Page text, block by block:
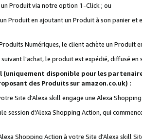
Produit via notre option 1-Click ; ou
Produit en ajoutant un Produit à son panier et
Numériques, le client achète un Produit
l'achat, le produit est expédié, diffusé
(uniquement disponible pour les
des Produits sur amazon.co.uk) :
Site d'Alexa skill engage une Alexa
session d'Alexa Shopping Action, qui
Shopping Action à votre Site d'Alexa skill